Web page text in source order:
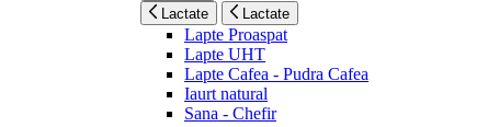
Lactate Lactate
Lapte Proaspat
Lapte UHT
Lapte Cafea - Pudra Cafea
Iaurt natural
Sana - Chefir